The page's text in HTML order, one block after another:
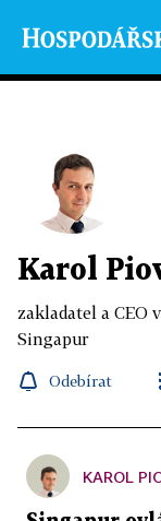
Karol
zakladatel a CEO
Singapur
Odebírat
KAROL